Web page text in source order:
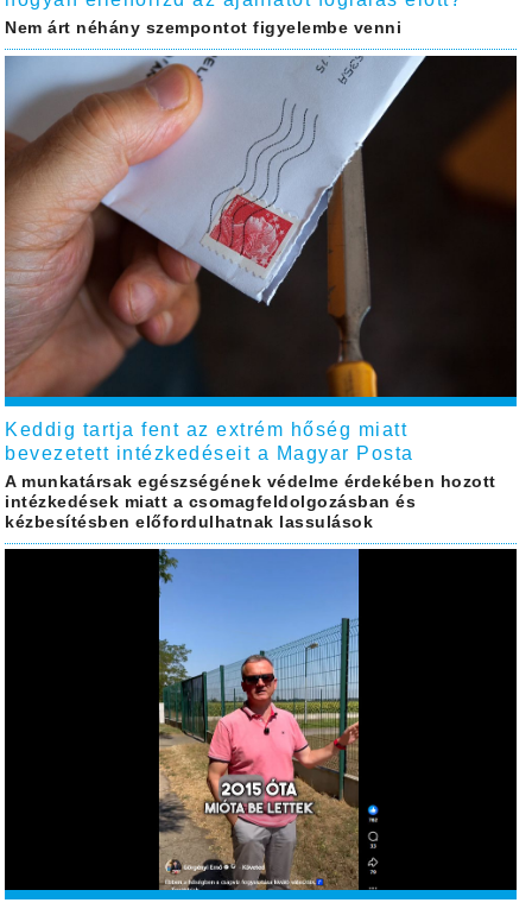
Nem árt néhány szempontot figyelembe venni
Keddig tartja fent az extrém hőség miatt
bevezetett intézkedéseit a Magyar Posta
A munkatársak egészségének védelme érdekében hozott
intézkedések miatt a csomagfeldolgozásban és
kézbesítésben előfordulhatnak lassulások